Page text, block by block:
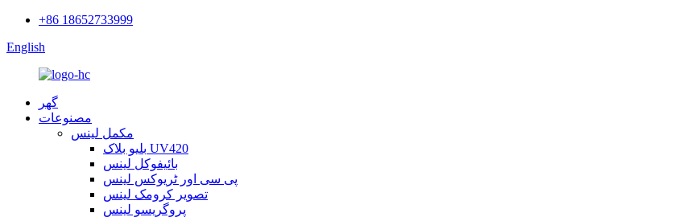
+86 18652733999
English
گھر
مصنوعات
مکمل لینس
بلیو بلاک UV420
بائیفوکل لینس
پی سی اور ٹریوکس لینس
تصویر کرومک لینس
پروگریسو لینس